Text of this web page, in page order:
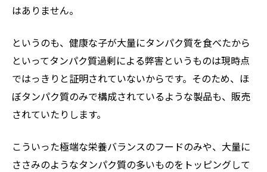
はありません。
というのも、健康な子が大量にタンパク質を食べたから
といってタンパク質過剰による弊害というものは現時点
ではっきりと証明されていないからです。そのため、ほ
ぼタンパク質のみで構成されているような製品も、販売
されていたりします。
こういった極端な栄養バランスのフードのみや、大量に
ささみのようなタンパク質の多いものをトッピングして